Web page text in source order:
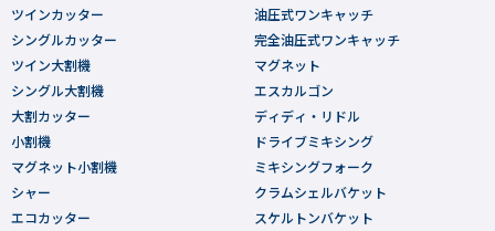
ツインカッター
シングルカッター
ツイン大割機
シングル大割機
大割カッター
小割機
マグネット小割機
シャー
エコカッター
油圧式ワンキャッチ
完全油圧式ワンキャッチ
マグネット
エスカルゴン
ディディ・リドル
ドライブミキシング
ミキシングフォーク
クラムシェルバケット
スケルトンバケット